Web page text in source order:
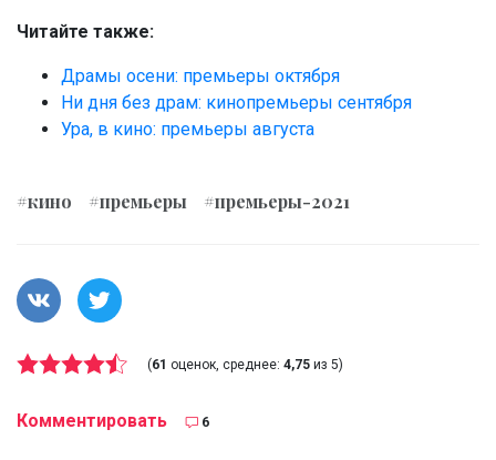
Читайте также:
Драмы осени: премьеры октября
Ни дня без драм: кинопремьеры сентября
Ура, в кино: премьеры августа
#кино #премьеры #премьеры-2021
(61 оценок, среднее: 4,75 из 5)
Комментировать 6